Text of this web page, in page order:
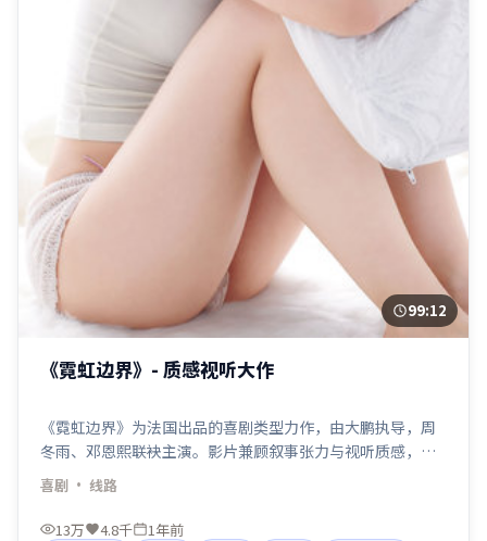
99:12
《霓虹边界》- 质感视听大作
《霓虹边界》为法国出品的喜剧类型力作，由大鹏执导，周
冬雨、邓恩熙联袂主演。影片兼顾叙事张力与视听质感，适
合检索「喜剧电影」「法国」「大鹏导演」等关键词。剧情
围绕人物抉择与命运碰撞展开，节奏利落，适合院线口碑与
线上点播人群观看。
喜剧 · 线路
13万 4.8千
1年前